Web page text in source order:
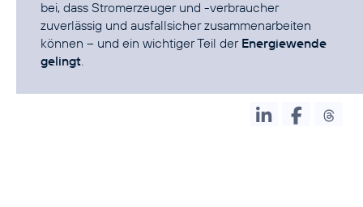
bei, dass Stromerzeuger und -verbraucher
zuverlässig und ausfallsicher zusammenarbeiten
können – und ein wichtiger Teil der Energiewende
gelingt.